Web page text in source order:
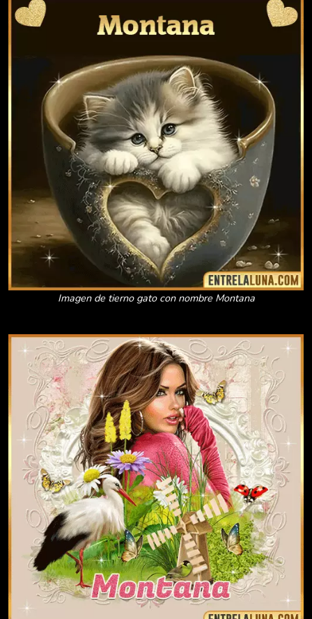
Imagen de tierno gato con nombre Montana